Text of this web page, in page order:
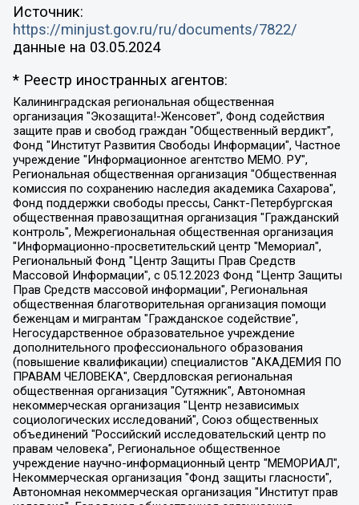
Источник:
https://minjust.gov.ru/ru/documents/7822/
данные на 03.05.2024
* Реестр иностранных агентов:
Калининградская региональная общественная организация "Экозащита!-Женсовет", Фонд содействия защите прав и свобод граждан "Общественный вердикт", Фонд "Институт Развития Свободы Информации", Частное учреждение "Информационное агентство МЕМО. РУ", Региональная общественная организация "Общественная комиссия по сохранению наследия академика Сахарова", Фонд поддержки свободы прессы, Санкт-Петербургская общественная правозащитная организация "Гражданский контроль", Межрегиональная общественная организация "Информационно-просветительский центр "Мемориал", Региональный Фонд "Центр Защиты Прав Средств Массовой Информации", с 05.12.2023 Фонд "Центр Защиты Прав Средств массовой информации", Региональная общественная благотворительная организация помощи беженцам и мигрантам "Гражданское содействие", Негосударственное образовательное учреждение дополнительного профессионального образования (повышение квалификации) специалистов "АКАДЕМИЯ ПО ПРАВАМ ЧЕЛОВЕКА", Свердловская региональная общественная организация "Сутяжник", Автономная некоммерческая организация "Центр независимых социологических исследований", Союз общественных объединений "Российский исследовательский центр по правам человека", Региональное общественное учреждение научно-информационный центр "МЕМОРИАЛ", Некоммерческая организация "Фонд защиты гласности", Автономная некоммерческая организация "Институт прав человека", Городская общественная организация "Екатеринбургское общество "МЕМОРИАЛ", Городская общественная организация "Рязанское историко-просветительское и правозащитное общество "Мемориал" (Рязанский Мемориал), Челябинский региональный орган общественной самодеятельности – женское общественное объединение "Женщины Евразии", Челябинский региональный орган общественной самодеятельности "Уральская правозащитная группа", Фонд содействия защите здоровья и социальной справедливости имени Андрея Рылькова, Автономная Некоммерческая Организация "Аналитический Центр Юрия Левады", Автономная некоммерческая организация социальной поддержки населения "Проект Апрель", Региональная общественная организация помощи женщинам и детям, находящимся в кризисной ситуации "Информационно-методический центр "Анна", Фонд содействия развитию массовых коммуникаций и правовому просвещению "Так-так-Так", Фонд содействия устойчивому развитию "Серебряная тайга", Свердловский региональный общественный фонд социальных проектов "Новое время", "Idel.Реалии", Кавказ.Реалии, Крым.Реалии, Телеканал Настоящее Время, Татаро-башкирская служба Радио Свобода (Azatliq Radiosi), Радио Свободная Европа/Радио Свобода (PCE/PC), "Сибирь.Реалии", "Фактограф", Благотворительный фонд помощи осужденным и их семьям, Автономная некоммерческая организация "Институт глобализации и социальных движений", Фонд "В защиту прав заключенных", Частное учреждение "Центр поддержки и содействия развитию средств массовой информации", Пензенский региональный общественный благотворительный фонд "Гражданский союз", "Север.Реалии", Некоммерческая организация Фонд "Правовая инициатива", Общество с ограниченной ответственностью "Радио Свободная Европа/Радио Свобода", Чешское информационное агентство "MEDIUM-ORIENT", Красноярская региональная общественная организация "Мы против СПИДа", Камалягин Денис Николаевич, Маркелов Сергей Евгеньевич, Пономарев Лев Александрович, Савицкая Людмила Алексеевна, Автономная некоммерческая организация "Центр по работе с проблемой насилия "НАСИЛИЮ.НЕТ", Межрегиональный профессиональный союз работников здравоохранения "Альянс врачей", Юридическое лицо, зарегистрированное в Латвийской Республике, SIA "Medusa Project" (регистрационный номер 40103797863, дата регистрации 10.06.2014), Некоммерческая организация "Фонд по борьбе с коррупцией", Автономная некоммерческая организация "Институт права и публичной политики", Баданин Роман Сергеевич, Гликин Максим Александрович, Железнова Мария Михайловна, Лукьянова Юлия Сергеевна, Маетная Елизавета Витальевна, Маняхин Петр Борисович, Чуракова Ольга Владимировна, Ярош Юлия Петровна, Юридическое лицо "The Insider SIA", зарегистрированное в Риге, Латвийская Республика (дата регистрации 26.06.2015), являющееся администратором доменного имени интернет-издания "The Insider SIA", https://theins.ru, Постернак Алексей Евгеньевич, Рубин Михаил Аркадьевич, Анин Роман Александрович, Юридическое лицо Istories fonds, зарегистрированное в Латвийской Республике (регистрационный номер 50008295751, дата регистрации 24.02.2020), Великовский Дмитрий Александрович, Долинина Ирина Николаевна, Мароховская Алеся Алексеевна, Шлейнов Роман Юрьевич, Шмагун Олеся Валентиновна, Общество с ограниченной ответственностью "Альтаир 2021", Общество с ограниченной ответственностью "Вега 2021", Общество с ограниченной ответственностью "Главный редактор 2021", Общество с ограниченной ответственностью "Ромашки монолит", Важенков Артем Валерьевич, Ивановская областная общественная организация "Центр гендерных исследований", Гурман Юрий Альбертович, Медиапроект "ОВД-Инфо", Егоров Владимир Владимирович, Жилинский Владимир Александрович, Общество с ограниченной ответственностью "ЗП", Иванова София Юрьевна, Карезина Инна Павловна, Кильтау Екатерина Викторовна, Петров Алексей Викторович, Пискунов Сергей Евгеньевич, Смирнов Сергей Сергеевич, Тихонов Михаил Сергеевич, Общество с ограниченной ответственностью "ЖУРНАЛИСТ-ИНОСТРАННЫЙ АГЕНТ", Арапова Галина Юрьевна, Вольтская Татьяна Анатольевна, Американская компания "Mason G.E.S. Anonymous Foundation" (США), являющаяся владельцем интернет-издания https://mnews.world/, Компания "Stichting Bellingcat", зарегистрированная в Нидерландах (дата регистрации 11.07.2018), Захаров Андрей Вячеславович, Клепиковская Екатерина Дмитриевна, Общество с ограниченной ответственностью "МЕМО", Перл Роман Александрович, Симонов Евгений Алексеевич, Соловьева Елена Анатольевна, Сотников Даниил Владимирович, Сурначева Елизавета Дмитриевна, Автономная некоммерческая организация по защите прав человека и информированию населения "Якутия – Наше Мнение", Общество с ограниченной ответственностью "Москоу диджитал медиа", с 26.01.2023 Общество с ограниченной ответственностью "Чайка Белые сады", Ветошкина Валерия Валерьевна, Заговора Максим Александрович, Межрегиональное общественное движение "Российская ЛГБТ - сеть", Оленичев Максим Владимирович, Павлов Иван Юрьевич, Скворцова Елена Сергеевна, Общество с ограниченной ответственностью "Как бы инагент", Кочетков Игорь Викторович, Общество с ограниченной ответственностью "Честные выборы", Еланчик Олег Александрович, Общество с ограниченной ответственностью "Нобелевский призыв", Гималова Регина Эмилевна, Григорьев Андрей Валерьевич, Григорьева Алина Александровна, Ассоциация по содействию защите прав призывников, альтернативнослужащих и военнослужащих "Правозащитная группа "Гражданин.Армия.Право", Хисамова Регина Фаритовна, Автономная некоммерческая организация по реализации социально-правовых программ "Лилит", Дальневосточное общественное движение "Маяк", Санкт-Петербургская ЛГБТ-инициативная группа "Выход", Инициативная группа ЛГБТ+ "Реверс", Алексеев Андрей Викторович, Бекбулатова Таисия Львовна, Беляев Иван Михайлович, Владыкина Елена Сергеевна, Гельман Марат Александрович, Никульшина Вероника Юрьевна, Толоконникова Надежда Андреевна, Шендерович Виктор Анатольевич, Общество с ограниченной ответственностью "Данное сообщение", Общество с ограниченной ответственностью Издательский дом "Новая глава", Айнбиндер Александра Александровна, Московский комьюнити-центр для ЛГБТ+инициатив, Благотворительный фонд развития филантропии, Deutsche Welle (Германия, Kurt-Schumacher-Strasse 3, 53113 Bonn), Борзунова Мария Михайловна, Воробьев Виктор Викторович, Голубева Анна Львовна, Константинова Алла Михайловна, Малкова Ирина Владимировна, Мурадов Мурад Абдулгалимович, Осетинская Елизавета Николаевна, Понасенков Евгений Николаевич, Ганапольский Матвей Юрьевич, Киселев Евгений Алексеевич, Борухович Ирина Григорьевна, Дремин Иван Тимофеевич, Дубровский Дмитрий Викторович, Красноярская региональная общественная организация поддержки и развития альтернативных образовательных технологий и межкультурных коммуникаций "ИНТЕРРА", Маяковская Екатерина Алексеевна, Фейгин Марк Захарович, Филимонов Андрей Викторович, Дзугкоева Регина Николаевна, Доброхотов Роман Александрович, Дудь Юрий Александрович, Елкин Сергей Владимирович, Кругликов Кирилл Игоревич, Сабунаева Мария Леонидовна, Семенов Алексей Владимирович, Шаинян Карен Багратович, Шульман Екатерина Михайловна, Асафьев Артур Валерьевич, Вахштайн Виктор Семенович, Венедиктов Алексей Алексеевич, Лушникова Екатерина Евгеньевна, Волков Леонид Михайлович, Невзоров Александр Глебович, Пархоменко Сергей Борисович, Сироткин Ярослав Николаевич, Кара-Мурза Владимир Владимирович, Баранова Наталья Владимировна, Гозман Леонид Яковлевич, Кагарлицкий Борис Юльевич, Климарев Михаил Валерьевич, Милов Владимир Станиславович, Автономная некоммерческая организация Краснодарский центр современного искусства "Типография", Моргенштерн Алишер Тагирович, Соболь Любовь Эдуардовна, Общество с ограниченной ответственностью "ЛИЗА НОРМ", Каспаров Гарри Кимович, Ходорковский Михаил Борисович, Общество с ограниченной ответственностью "Апрельские тезисы", Данилович Ирина Брониславовна, Кашин Олег Владимирович, Петров Николай Владимирович, Пивоваров Алексей Владимирович, Соколов Михаил Владимирович, Цветкова Юлия Владимировна, Чичваркин Евгений Александрович, Комитет против пыток/Команда против пыток, Общество с ограниченной ответственностью "Первый научный", Общество с ограниченной ответственностью "Вертолет и ко", Белоцерковская Вероника Борисовна, Кац Максим Евгеньевич, Лазарева Татьяна Юрьевна, Шаведдинов Руслан Табризович, Яшин Илья Валерьевич, Общество с ограниченной ответственностью "Иноагент ААВ", Алешковский Дмитрий Петрович, Альбац Евгения Марковна, Быков Дмитрий Львович, Галямина Юлия Евгеньевна, Лойко Сергей Леонидович, Мартынов Кирилл Константинович, Медведев Сергей Александрович, Крашенинников Федор Геннадиевич, Гордеева Катерина Вл